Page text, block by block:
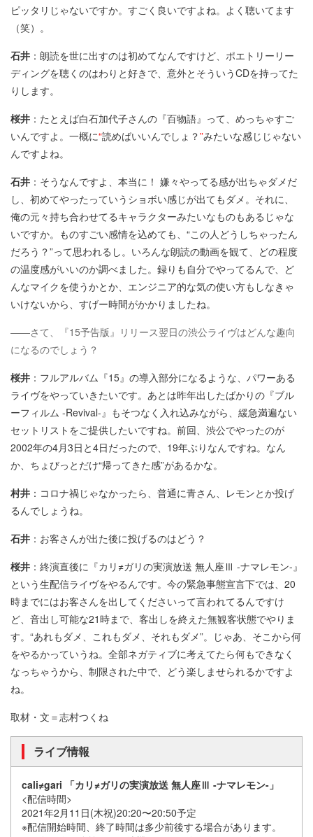
ピッタリじゃないですか。すごく良いですよね。よく聴いてます
（笑）。
石井 ：朗読を世に出すのは初めてなんですけど、ポエトリーリー
ディングを聴くのはわりと好きで、意外とそういうCDを持ってた
りします。
桜井 ：たとえば白石加代子さんの『百物語』って、めっちゃすご
いんですよ。一概に“読めばいいんでしょ？”みたいな感じじゃない
んですよね。
石井 ：そうなんですよ、本当に！ 嫌々やってる感が出ちゃダメだ
し、初めてやったっていうショボい感じが出てもダメ。それに、
俺の元々持ち合わせてるキャラクターみたいなものもあるじゃな
いですか。ものすごい感情を込めても、“この人どうしちゃったん
だろう？”って思われるし。いろんな朗読の動画を観て、どの程度
の温度感がいいのか調べました。録りも自分でやってるんで、ど
んなマイクを使うかとか、エンジニア的な気の使い方もしなきゃ
いけないから、すげー時間がかかりましたね。
――さて、『15予告版』リリース翌日の渋公ライヴはどんな趣向
になるのでしょう？
桜井 ：フルアルバム『15』の導入部分になるような、パワーある
ライヴをやっていきたいです。あとは昨年出したばかりの『ブル
ーフィルム -Revival-』もそつなく入れ込みながら、緩急満遍ない
セットリストをご提供したいですね。前回、渋公でやったのが
2002年の4月3日と4日だったので、19年ぶりなんですね。なん
か、ちょびっとだけ“帰ってきた感”があるかな。
村井 ：コロナ禍じゃなかったら、普通に青さん、レモンとか投げ
るんでしょうね。
石井 ：お客さんが出た後に投げるのはどう？
桜井 ：終演直後に『カリ≠ガリの実演放送 無人座Ⅲ -ナマレモン-』
という生配信ライヴをやるんです。今の緊急事態宣言下では、20
時までにはお客さんを出してくださいって言われてるんですけ
ど、音出し可能な21時まで、客出しを終えた無観客状態でやりま
す。“あれもダメ、これもダメ、それもダメ”。じゃあ、そこから何
をやるかっていうね。全部ネガティブに考えてたら何もできなく
なっちゃうから、制限された中で、どう楽しませられるかですよ
ね。
取材・文＝志村つくね
ライブ情報
cali≠gari 「カリ≠ガリの実演放送 無人座Ⅲ -ナマレモン-」
<配信時間>
2021年2月11日(木祝)20:20〜20:50予定
※配信開始時間、終了時間は多少前後する場合があります。